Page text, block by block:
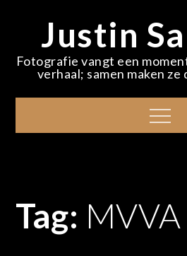
contentJustin
Fotografie vangt een
verhaal; samen maken
Menu
Tag: MVVA